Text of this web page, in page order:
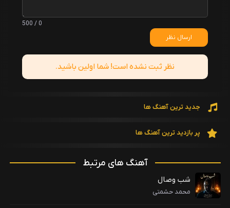
0 / 500
ارسال نظر
نظر ثبت نشده است! شما اولین باشید.
جدید ترین آهنگ ها
پر بازدید ترین آهنگ ها
آهنگ های مرتبط
شب وصال
محمد حشمتی